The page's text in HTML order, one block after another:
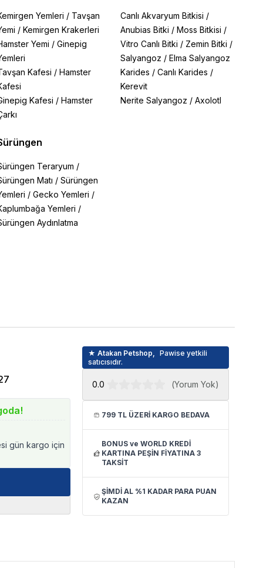
Yemleri / Tavşan
/ Kemirgen Krakerleri
Yemi / Ginepig
Kafesi / Hamster
Kafesi / Hamster
Teraryum /
Matı / Sürüngen
/ Gecko Yemleri /
Yemleri /
Aydınlatma
Canlı Akvaryum Bitkisi /
Anubias Bitki /Moss Bitkisi /
Vitro Canlı Bitki / Zemin Bitki /
Salyangoz /Elma Salyangoz
Karides /Canlı Karides /
Kerevit
Nerite Salyangoz /Axolotl
gün kargo için
★ Atakan Petshop,
Pawise yetkili
satıcısıdır.
0.0 (Yorum Yok)
799 TL ÜZERİ KARGO BEDAVA
BONUS ve WORLD KREDİ
KARTINA PEŞİN FİYATINA 3
TAKSİT
ŞİMDİ AL %1 KADAR PARA PUAN
KAZAN